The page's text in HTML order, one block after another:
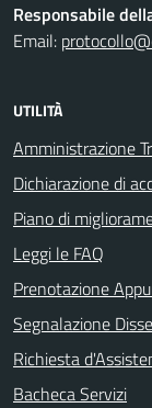
Responsabile
Email:
UTILITÀ
Amministrazione
Dichiarazione di
Piano di
Leggi le FAQ
Prenotazione
Segnalazione
Richiesta
Bacheca Servizi